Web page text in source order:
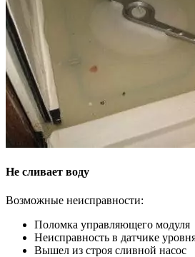
Не сливает воду
Возможные неисправности:
Поломка управляющего модуля
Неисправность в датчике
Вышел из строя сливной насос